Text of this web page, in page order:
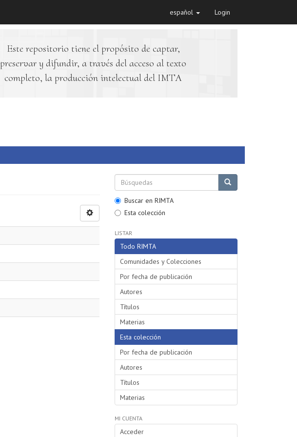
español Login
Este repositorio tiene el propósito de captar,
preservar y difundir, a través del acceso al texto
completo, la producción intelectual del IMTA
Buscar en RIMTA
Esta colección
LISTAR
Todo RIMTA
Comunidades y Colecciones
Por fecha de publicación
Autores
Títulos
Materias
Esta colección
Por fecha de publicación
Autores
Títulos
Materias
MI CUENTA
Acceder